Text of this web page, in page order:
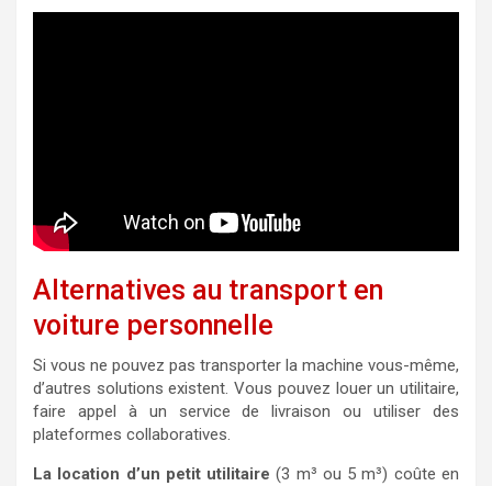
Alternatives au transport en
voiture personnelle
Si vous ne pouvez pas transporter la machine vous-même,
d’autres solutions existent. Vous pouvez louer un utilitaire,
faire appel à un service de livraison ou utiliser des
plateformes collaboratives.
La location d’un petit utilitaire (3 m³ ou 5 m³) coûte en